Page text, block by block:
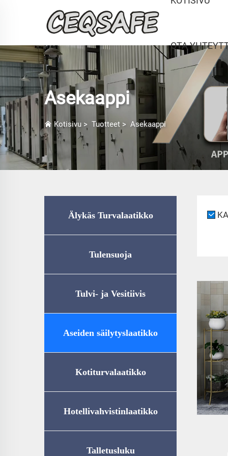
OTA
Asekaappi
Kotisivu > Tuotteet > Asekaappi
Älykäs Turvalaatikko
Tulensuoja
Tulvi- ja Vesitiivis
Säilytyslaatikko (UL72-350
Aseiden säilytyslaatikko
Kotiturvalaatikko
Hotellivahvistinlaatikko
Talletusluku